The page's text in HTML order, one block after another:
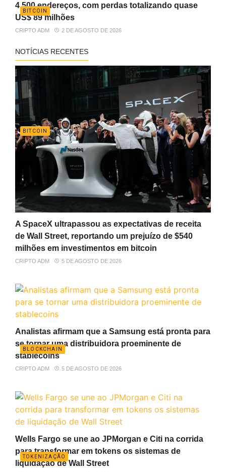
BITCOIN
4.500 endereços, com perdas totalizando quase
US$ 89 milhões
CRIPTO ADM 2 DE AGOSTO DE 2026
NOTÍCIAS RECENTES
BITCOIN
A SpaceX ultrapassou as expectativas de receita
de Wall Street, reportando um prejuízo de $540
milhões em investimentos em bitcoin
CRIPTO ADM 5 DE AGOSTO DE 2026
BLOCKCHAIN
Analistas afirmam que a Samsung está pronta para
se tornar uma distribuidora proeminente de
stablecoins
CRIPTO ADM 5 DE AGOSTO DE 2026
TOKENIZAÇÃO
Wells Fargo se une ao JPMorgan e Citi na corrida
para transformar em tokens os sistemas de
liquidação de Wall Street